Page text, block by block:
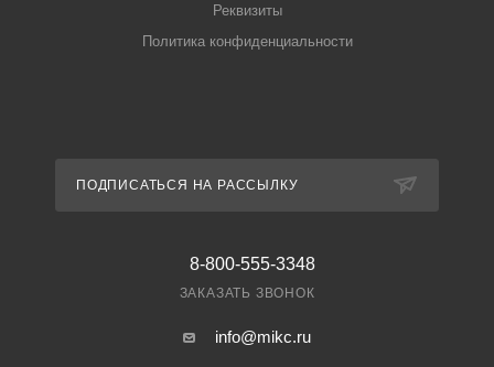
Реквизиты
Политика конфиденциальности
ПОДПИСАТЬСЯ НА РАССЫЛКУ
8-800-555-3348
ЗАКАЗАТЬ ЗВОНОК
info@mikc.ru